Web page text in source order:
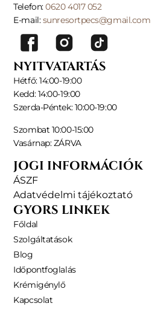
Telefon:0620 4017 052
E-mail:sunresortpecs@gmail.com
NYITVATARTÁS
Hétfő: 14:00-19:00
Kedd: 14:00-19:00
Szerda-Péntek: 10:00-19:00
Szombat 10:00-15:00
Vasárnap: ZÁRVA
JOGI INFORMÁCIÓK
ÁSZF
Adatvédelmi tájékoztató
GYORS LINKEK
Főldal
Szolgáltatások
Blog
Időpontfoglalás
Krémigénylő
Kapcsolat